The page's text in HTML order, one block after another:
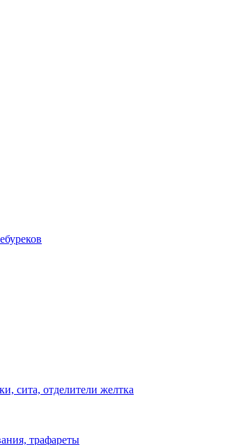
сита, отделители желтка
трафареты